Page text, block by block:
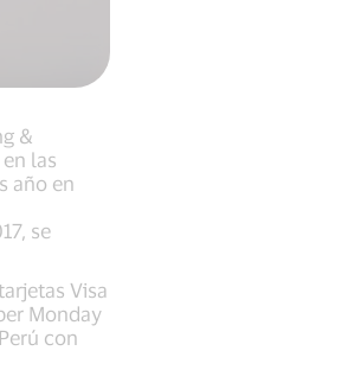
&
las
año en
se
Visa
Monday
con